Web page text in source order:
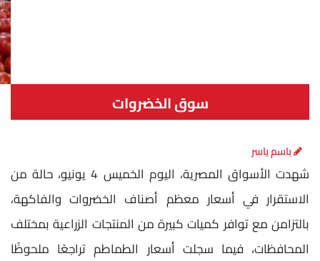
سوق الخضروات
باسم ياسر
شهدت الأسواق المصرية، اليوم الخميس 4 يونيو، حالة من
الاستقرار في أسعار معظم أصناف الخضروات والفاكهة،
بالتزامن مع توافر كميات كبيرة من المنتجات الزراعية بمختلف
المحافظات، فيما سجلت أسعار الطماطم تراجعًا ملحوظًا